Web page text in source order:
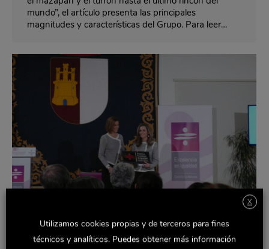
mundo”, el artículo presenta las principales
magnitudes y características del Grupo. Para leer…
Excelencia en Igualdad
X
Utilizamos cookies propias y de terceros para fines
técnicos y analíticos. Puedes obtener más información